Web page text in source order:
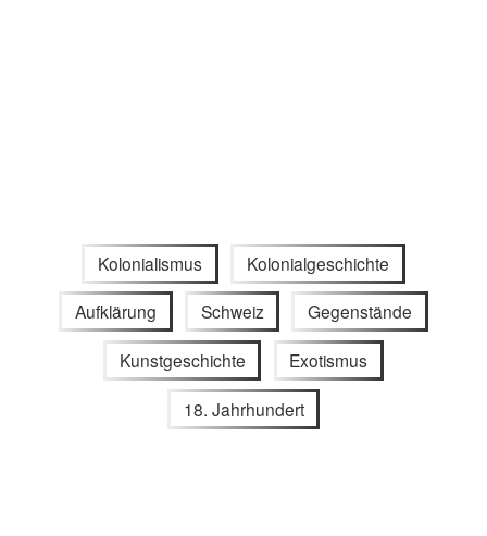
Kolonialismus Kolonialgeschichte
Aufklärung Schweiz Gegenstände
Kunstgeschichte Exotismus
18. Jahrhundert